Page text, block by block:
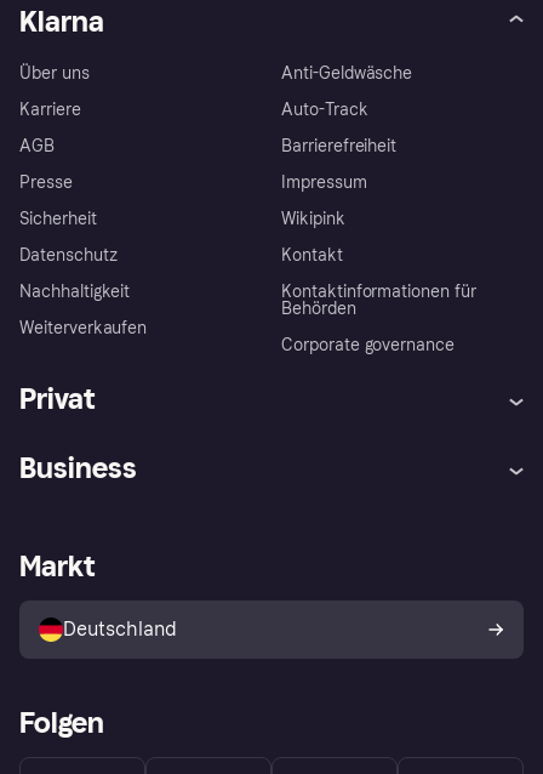
Klarna
Über uns
Karriere
AGB
Presse
Sicherheit
Datenschutz
Nachhaltigkeit
Weiterverkaufen
Anti-Geldwäsche
Auto-Track
Barrierefreiheit
Impressum
Wikipink
Kontakt
Kontaktinformationen für
Behörden
Corporate governance
Privat
Klarna App
Shops entdecken
Käuferschutzrichtlinie
Dein Widerrufsrecht
Business
Händlerportal
Markt
Deutschland
Folgen